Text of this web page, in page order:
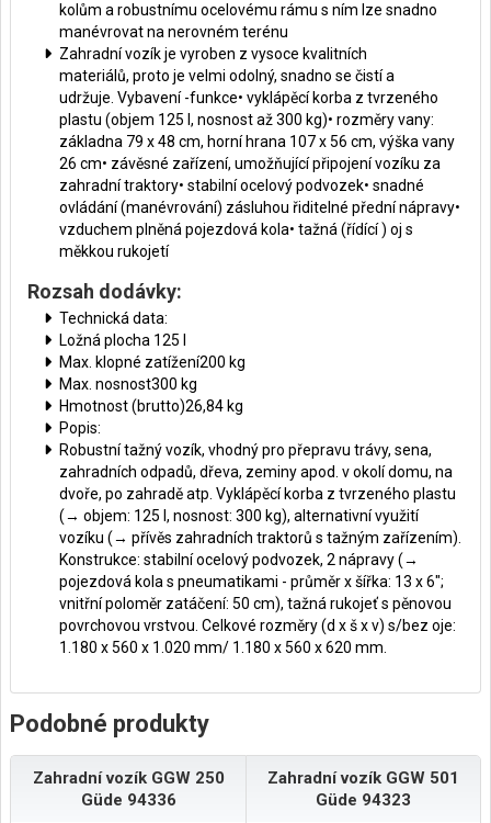
kolům a robustnímu ocelovému rámu s ním lze snadno
manévrovat na nerovném terénu
Zahradní vozík je vyroben z vysoce kvalitních
materiálů, proto je velmi odolný, snadno se čistí a
udržuje. Vybavení -funkce• vyklápěcí korba z tvrzeného
plastu (objem 125 l, nosnost až 300 kg)• rozměry vany:
základna 79 x 48 cm, horní hrana 107 x 56 cm, výška vany
26 cm• závěsné zařízení, umožňující připojení vozíku za
zahradní traktory• stabilní ocelový podvozek• snadné
ovládání (manévrování) zásluhou řiditelné přední nápravy•
vzduchem plněná pojezdová kola• tažná (řídící ) oj s
měkkou rukojetí
Rozsah dodávky:
Technická data:
Ložná plocha 125 l
Max. klopné zatížení200 kg
Max. nosnost300 kg
Hmotnost (brutto)26,84 kg
Popis:
Robustní tažný vozík, vhodný pro přepravu trávy, sena,
zahradních odpadů, dřeva, zeminy apod. v okolí domu, na
dvoře, po zahradě atp. Vyklápěcí korba z tvrzeného plastu
(→ objem: 125 l, nosnost: 300 kg), alternativní využití
vozíku (→ přívěs zahradních traktorů s tažným zařízením).
Konstrukce: stabilní ocelový podvozek, 2 nápravy (→
pojezdová kola s pneumatikami - průměr x šířka: 13 x 6";
vnitřní poloměr zatáčení: 50 cm), tažná rukojeť s pěnovou
povrchovou vrstvou. Celkové rozměry (d x š x v) s/bez oje:
1.180 x 560 x 1.020 mm/ 1.180 x 560 x 620 mm.
Podobné produkty
Zahradní vozík GGW 250
Güde 94336
Zahradní vozík GGW 501
Güde 94323